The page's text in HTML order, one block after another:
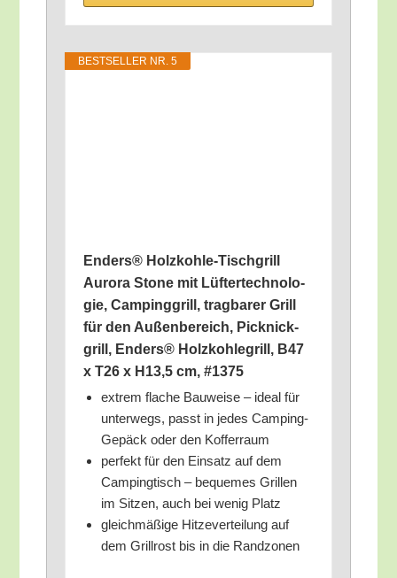
BEST­SEL­LER NR. 5
Enders® Holz­koh­le-Tisch­grill
Auro­ra Stone mit Lüf­ter­tech­no­lo­
gie, Cam­ping­grill, trag­ba­rer Grill
für den Außen­be­reich, Pick­nick­
grill, Enders® Holz­koh­le­grill, B47
x T26 x H13,5 cm, #1375
extrem fla­che Bau­wei­se – ide­al für
unter­wegs, passt in jedes Cam­ping-
Gepäck oder den Kofferraum
per­fekt für den Ein­satz auf dem
Cam­ping­tisch – beque­mes Gril­len
im Sit­zen, auch bei wenig Platz
gleich­mä­ßi­ge Hit­ze­ver­tei­lung auf
dem Grill­rost bis in die Randzonen